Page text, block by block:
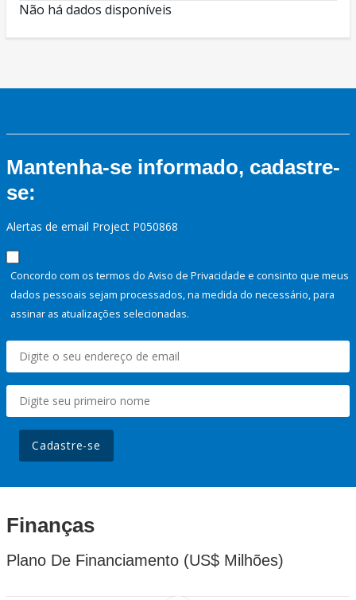
Não há dados disponíveis
Mantenha-se informado, cadastre-
se:
Alertas de email Project P050868
Concordo com os termos do Aviso de Privacidade e consinto que meus
dados pessoais sejam processados, na medida do necessário, para
assinar as atualizações selecionadas.
Cadastre-se
Finanças
Plano De Financiamento (US$ Milhões)